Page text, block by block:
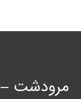
مرودشت – 22 بهمن شمالی